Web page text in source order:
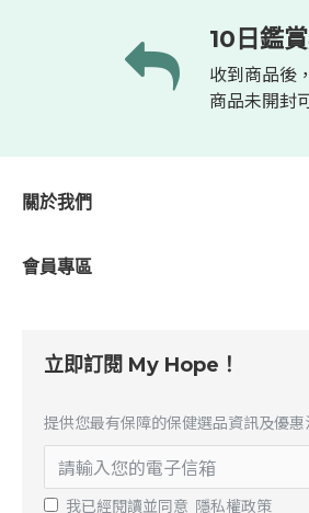
10日鑑
收到商品後
商品未開封
關於我們
會員專區
立即訂閱 My Hope！
提供您最有保障的保健選品資訊及優
我已經閱讀並同意 隱私權政策